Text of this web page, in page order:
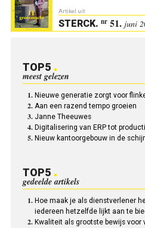
Artikel uit:
STERCK. nr51. juni
TOP5
meest gelezen
Nieuwe generatie zorgt voor
Aan een razend tempo groeien
Janne Theeuwes
Digitalisering van ERP tot
Nieuw kantoorgebouw in de
TOP5
gedeelde artikels
Hoe maak je als dienstverlener
iedereen hetzelfde lijkt aan te
Kwaliteit als grootste bewijs voor